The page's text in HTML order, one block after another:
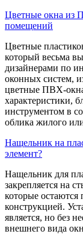
Цветные окна из
помещений
Цветные
который весьма
дизайнерами по
оконных систем,
цветные ПВХ-
характеристики,
инструментом в
облика жилого
Нащельник на
элемент?
Нащельник для
закрепляется на
которые
конструкцией.
является, но без
внешнего вида